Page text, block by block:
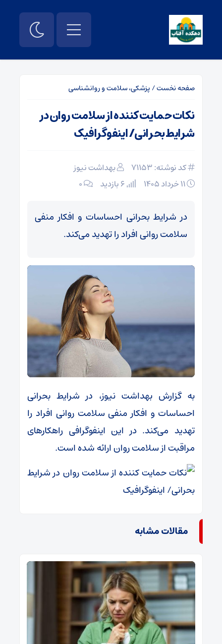
صفحه نخست/ پزشکی، سلامت و روانشناسی
نکات حمایت کننده از سلامت روان در
شرایط بحرانی/ اینفوگرافیک
کد نوشته: 71153
بهداشت نیوز
۰
در شرایط بحرانی احساسات و افکار منفی
سلامت روانی افراد را تهدید می‌کند.
به گزارش بهداشت نیوز، در شرایط بحرانی
احساسات و افکار منفی سلامت روانی افراد را
تهدید می‌کند. در این اینفوگرافی راهکارهای
مراقبت از سلامت روان ارائه شده است.
مقالات مشابه